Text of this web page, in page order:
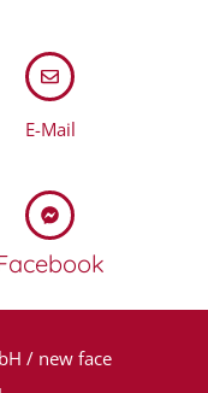
E-Mail
/ new face